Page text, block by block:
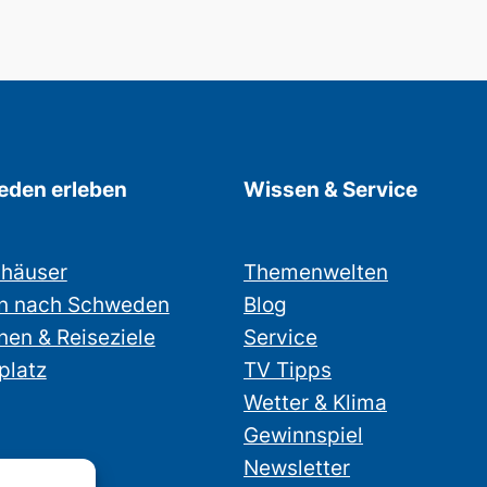
erleben
nach Schweden
& Reiseziele
Wissen & Service
Themenwelten
Blog
Service
TV Tipps
Wetter & Klima
Gewinnspiel
Newsletter